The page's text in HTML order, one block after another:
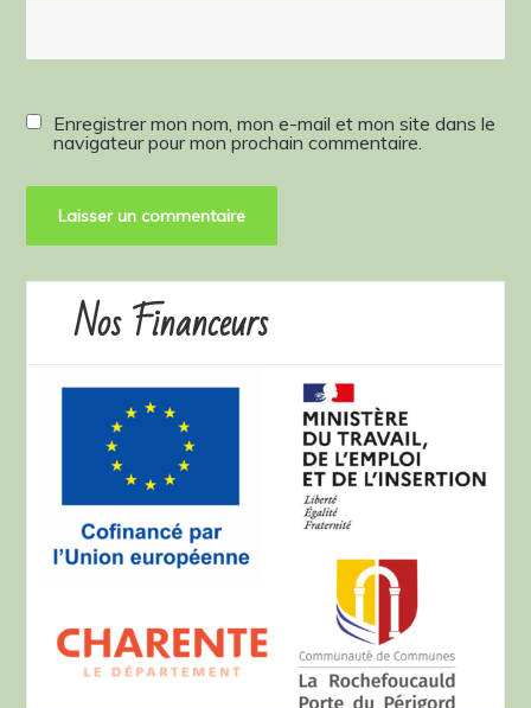
Enregistrer mon nom, mon e-mail et mon site dans le
navigateur pour mon prochain commentaire.
Nos Financeurs